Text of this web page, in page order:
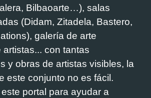
Bilbaoarte…), salas
(Didam, Zitadela, Bastero,
galería de arte
con tantas
y obras de artistas visibles, la
este conjunto no es fácil.
portal para ayudar a